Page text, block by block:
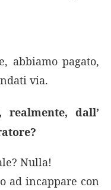
abbiamo pagato,
via.
dall’
Nulla!
ad incappare con